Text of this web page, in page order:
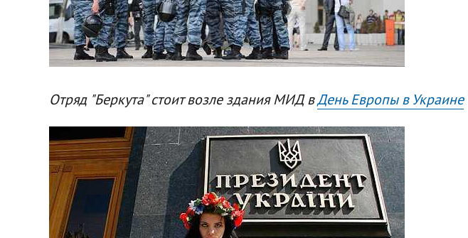
Отряд "Беркута" стоит возле здания МИД вДень Европы в Украине